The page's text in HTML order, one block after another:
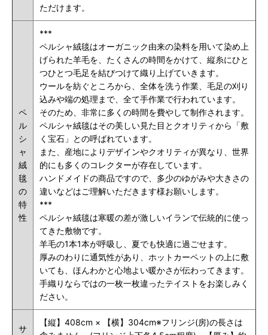
ただけます。
ペ
ル
シ
ャ
絨
毯
の
特
性
***
ペルシャ絨毯はオーガニック由来の染料を用いて染め上
げられた羊毛を、たくさんの時間をかけて、縦糸にひと
つひとつ毛足を結びつけて織り上げていきます。
ウールを紡ぐところから、全体を洗う作業、毛足の刈り
込みや端の処理まで、全て手作業で行われています。
そのため、非常に多くの時間を費やして制作されます。
ペルシャ絨毯はその美しい見た目とクオリティから「敷
く宝石」との呼ばれています。
また、産地によりデザインやクオリティが異なり、世界
的にも多くのコレクターが存在しています。
ハンドメイドの商品ですので、多少のゆがみや大きさの
違いなどはご理解いただきます様お願いします。
***
ペルシャ絨毯は寒暖の差が激しいイランで伝統的に使っ
てきた敷物です。
羊毛の1本1本が呼吸し、夏でも快適に過ごせます。
厚みのわりに通気性があり、ホットカーペットの上に敷
いても、ほんわかと心地よい暖かさが伝わってきます。
手織りならではの一枚一枚違ったテイストをお楽しみく
ださい。
サ
【縦】408cm × 【横】304cm※フリンジ(房)の長さは